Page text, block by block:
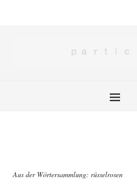
Aus der Wörtersammlung: rüsselrosen